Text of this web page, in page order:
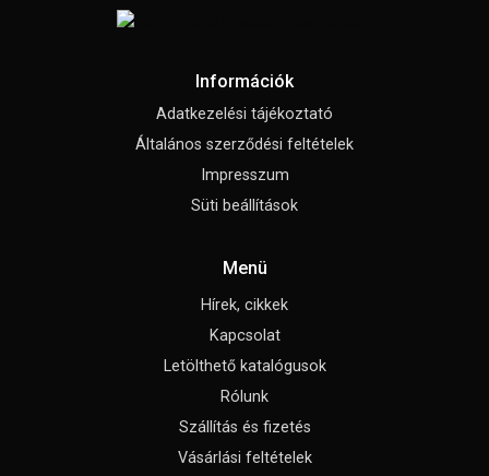
Információk
Adatkezelési tájékoztató
Általános szerződési feltételek
Impresszum
Süti beállítások
Menü
Hírek, cikkek
Kapcsolat
Letölthető katalógusok
Rólunk
Szállítás és fizetés
Vásárlási feltételek